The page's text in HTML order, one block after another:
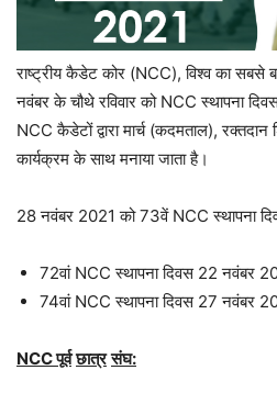
राष्ट्रीय कैडेट कोर (NCC), विश्व का सबसे
नवंबर के चौथे रविवार को NCC स्थापना
NCC कैडेटों द्वारा मार्च (कदमताल),
कार्यक्रम के साथ मनाया जाता है।
28 नवंबर 2021 को 73वें NCC स्थापना
72वां NCC स्थापना दिवस 22 नवंबर
74वां NCC स्थापना दिवस 27 नवंबर
NCCपूर्व छात्र संघ: